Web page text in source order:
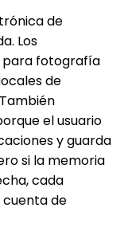
de
Los
para fotografía
de
el usuario
y guarda
si la memoria
cada
cuenta de